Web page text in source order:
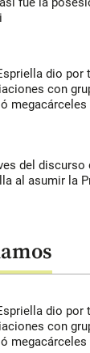
dio por
con
megacárceles
del discurso
al asumir la
dio por
con
megacárceles